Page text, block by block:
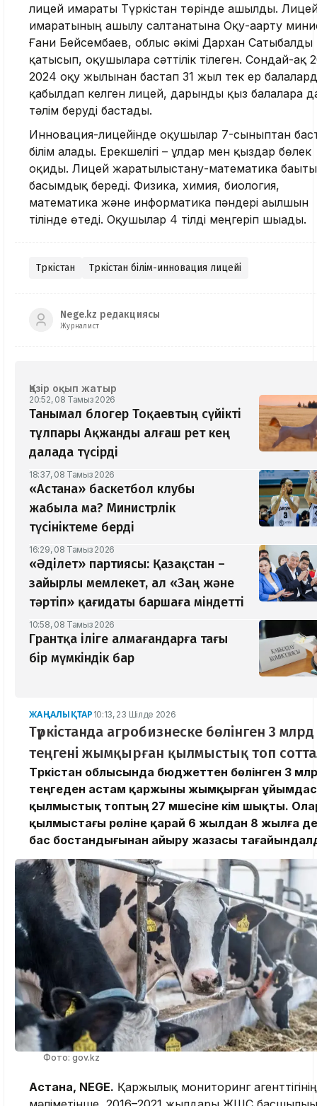
лицей ғимараты Түркістан төрінде ашылды.
ғимаратының ашылу салтанатына Оқу-ағарту
Ғани Бейсембаев, облыс әкімі Дархан Сатыбалды
қатысып, оқушыларға сәттілік тілеген. Сондай-ақ
2024 оқу жылынан бастап 31 жыл тек ер
қабылдап келген лицей, дарынды қыз балаларға
тәлім беруді бастады.
Инновация-лицейінде оқушылар 7-сыныптан
білім алады. Ерекшелігі – ұлдар мен қыздар бөлек
оқиды. Лицей жаратылыстану-математика
басымдық береді. Физика, химия, биология,
математика және информатика пәндері ағылшын
тілінде өтеді. Оқушылар 4 тілді меңгеріп шығады.
Түркістан Түркістан білім-инновация лицейі
Nege.kz редакциясы
Журналист
Қазір оқып жатыр
20:52, 08 Тамыз 2026
Танымал блогер Тоқаевтың сүйікті
тұлпары Ақжанды алғаш рет кең
далада түсірді
18:37, 08 Тамыз 2026
«Астана» баскетбол клубы
жабыла ма? Министрлік
түсініктеме берді
16:29, 08 Тамыз 2026
«Әділет» партиясы: Қазақстан –
зайырлы мемлекет, ал «Заң және
тәртіп» қағидаты баршаға міндетті
10:58, 08 Тамыз 2026
Грантқа іліге алмағандарға тағы
бір мүмкіндік бар
ЖАҢАЛЫҚТАР 10:13, 23 Шілде 2026
Түркістанда агробизнеске бөлінген 3 млрд
теңгені жымқырған қылмыстық топ
Түркістан облысында бюджеттен бөлінген 3
теңгеден астам қаржыны жымқырған
қылмыстық топтың 27 мүшесіне үкім шықты.
қылмыстағы рөліне қарай 6 жылдан 8 жылға
бас бостандығынан айыру жазасы
Фото: gov.kz
Астана, NEGE. Қаржылық мониторинг агенттігінің